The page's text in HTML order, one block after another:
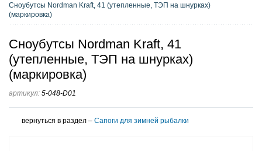
Сноубутсы Nordman Kraft, 41 (утепленные, ТЭП на шнурках)
(маркировка)
Сноубутсы Nordman Kraft, 41
(утепленные, ТЭП на шнурках)
(маркировка)
артикул: 5-048-D01
вернуться в раздел – Сапоги для зимней рыбалки